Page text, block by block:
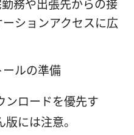
務や出張先からの接
ションアクセスに広
ルの準備
ンロードを優先す
には注意。